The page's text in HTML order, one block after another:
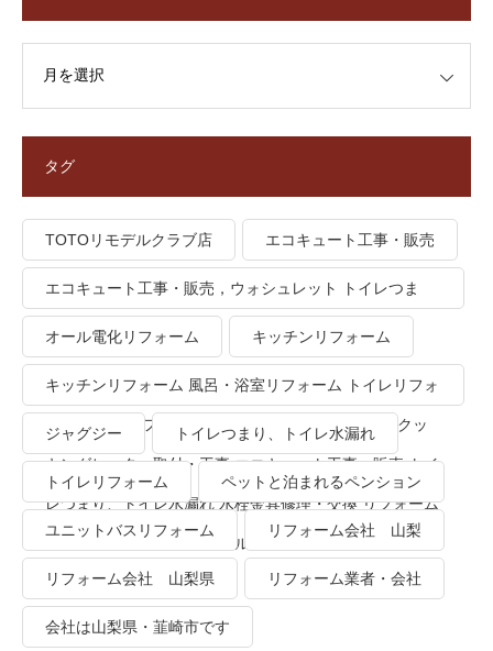
タグ
TOTOリモデルクラブ店 エコキュート工事・販売
エコキュート工事・販売，ウォシュレット トイレつま
り、トイレ水漏れ
オール電化リフォーム キッチンリフォーム
キッチンリフォーム 風呂・浴室リフォーム トイレリフォ
ーム 洗面所リフォーム オール電化リフォーム ＩＨクッ
キングヒーター取付・工事 エコキュート工事・販売 トイ
レつまり、トイレ水漏れ 水栓金具修理・交換 リフォーム
業者・会社 ＴＯＴＯリモデルクラブ
ジャグジー トイレつまり、トイレ水漏れ
トイレリフォーム ペットと泊まれるペンション
ユニットバスリフォーム リフォーム会社 山梨
リフォーム会社 山梨県 リフォーム業者・会社
会社は山梨県・韮崎市です